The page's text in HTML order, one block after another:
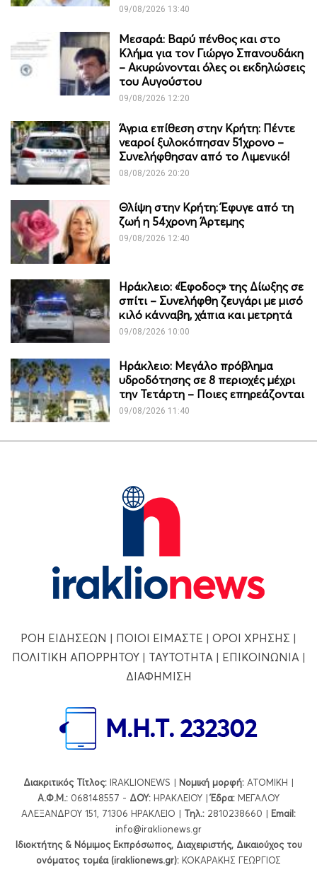
09/08/2026 13:40
Μεσαρά: Βαρύ πένθος και στο
Κλήμα για τον Γιώργο Σπανουδάκη
– Ακυρώνονται όλες οι εκδηλώσεις
του Αυγούστου
09/08/2026 12:20
Άγρια επίθεση στην Κρήτη: Πέντε
νεαροί ξυλοκόπησαν 51χρονο –
Συνελήφθησαν από το Λιμενικό!
08/08/2026 20:20
Θλίψη στην Κρήτη: Έφυγε από τη
ζωή η 54χρονη Άρτεμης
09/08/2026 12:40
Ηράκλειο: «Έφοδος» της Δίωξης σε
σπίτι – Συνελήφθη ζευγάρι με μισό
κιλό κάνναβη, χάπια και μετρητά
09/08/2026 10:00
Ηράκλειο: Μεγάλο πρόβλημα
υδροδότησης σε 8 περιοχές μέχρι
την Τετάρτη – Ποιες επηρεάζονται
09/08/2026 11:40
ΡΟΗ ΕΙΔΗΣΕΩΝ | ΠΟΙΟΙ ΕΙΜΑΣΤΕ | ΟΡΟΙ ΧΡΗΣΗΣ |
ΠΟΛΙΤΙΚΗ ΑΠΟΡΡΗΤΟΥ| ΤΑΥΤΟΤΗΤΑ | ΕΠΙΚΟΙΝΩΝΙΑ |
ΔΙΑΦΗΜΙΣΗ
Διακριτικός Τίτλος: IRAKLIONEWS | Νομική μορφή: ΑΤΟΜΙΚΗ |
Α.Φ.Μ.: 068148557 - ΔΟΥ: ΗΡΑΚΛΕΙΟΥ |Έδρα: ΜΕΓΑΛΟΥ
ΑΛΕΞΑΝΔΡΟΥ 151, 71306 ΗΡΑΚΛΕΙΟ | Τηλ.: 2810238660 | Εmail:
info@iraklionews.gr
Ιδιοκτήτης & Νόμιμος Εκπρόσωπος, Διαχειριστής, Δικαιούχος του
ονόματος τομέα (iraklionews.gr): ΚΟΚΑΡΑΚΗΣ ΓΕΩΡΓΙΟΣ